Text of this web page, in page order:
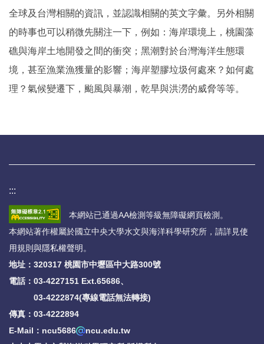
全球及台灣相關的資訊，並認識相關的英文字彙。另外相關
的時事也可以稍微先關注一下，例如：海岸環境上，桃園藻
礁與海岸土地開發之間的衝突；黑潮對於台灣海洋生態環
境，甚至漁業漁獲量的影響；海岸塑膠垃圾何處來？如何處
理？氣候變遷下，颱風與暴潮，乾旱與洪澇的威脅等等。
:::
本網站已通過AA檢測等級無障礙網頁檢測。
本網站著作權屬於國立中央大學水文與海洋科學研究所，請詳見使
用規則與隱私權聲明 。
地址：320317 桃園市中壢區中大路300號
電話： 03-4227151 Ext.65686、
03-4222874(專線電話無法轉接)
傳真：03-4222894
E-Mail：ncu5686
ncu.edu.tw